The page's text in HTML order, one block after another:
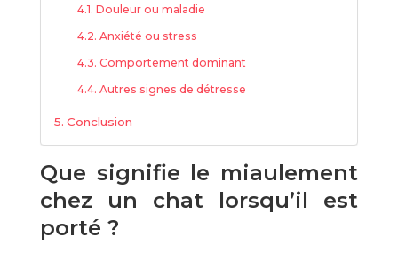
Douleur ou maladie
Anxiété ou stress
Comportement dominant
Autres signes de détresse
Conclusion
Que signifie le miaulement
chez un chat lorsqu’il est
porté ?